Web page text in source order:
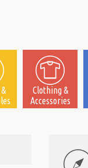
Clothing &
Accessories